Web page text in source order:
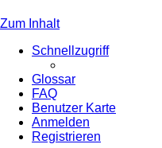
Zum Inhalt
Schnellzugriff
Glossar
FAQ
Benutzer Karte
Anmelden
Registrieren